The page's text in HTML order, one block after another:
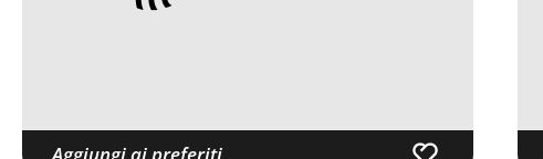
Aggiungi ai preferiti